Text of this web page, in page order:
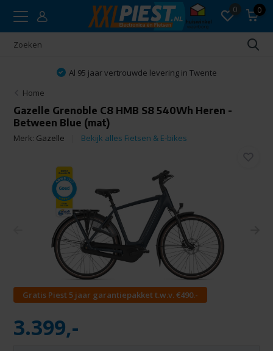
0 0
Al 95 jaar vertrouwde levering in Twente
Home
Gazelle Grenoble C8 HMB S8 540Wh Heren -
Between Blue (mat)
Merk: Gazelle Bekijk alles Fietsen & E-bikes
Gratis Piest 5 jaar garantiepakket t.w.v. €490.-
3.399,-